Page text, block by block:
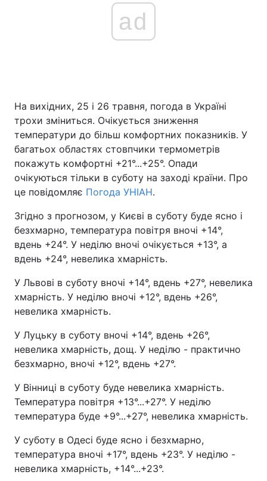
ad
На вихідних, 25 і 26 травня, погода в Україні
трохи зміниться. Очікується зниження
температури до більш комфортних показників. У
багатьох областях стовпчики термометрів
покажуть комфортні +21°...+25°. Опади
очікуються тільки в суботу на заході країни. Про
це повідомляє Погода УНІАН.
Згідно з прогнозом, у Києві в суботу буде ясно і
безхмарно, температура повітря вночі +14°,
вдень +24°. У неділю вночі очікується +13°, а
вдень +24°, невелика хмарність.
У Львові в суботу вночі +14°, вдень +27°, невелика
хмарність. У неділю вночі +12°, вдень +26°,
невелика хмарність.
У Луцьку в суботу вночі +14°, вдень +26°,
невелика хмарність, дощ. У неділю - практично
безхмарно, вночі +12°, вдень +27°.
У Вінниці в суботу буде невелика хмарність.
Температура повітря +13°...+27°. У неділю
температура буде +9°...+27°, невелика хмарність.
У суботу в Одесі буде ясно і безхмарно,
температура вночі +17°, вдень +23°. У неділю -
невелика хмарність, +14°...+23°.